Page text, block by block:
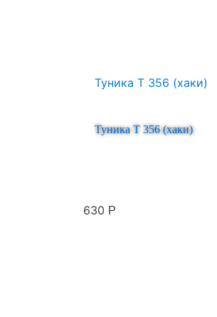
Туника Т 356 (хаки)
630 Р